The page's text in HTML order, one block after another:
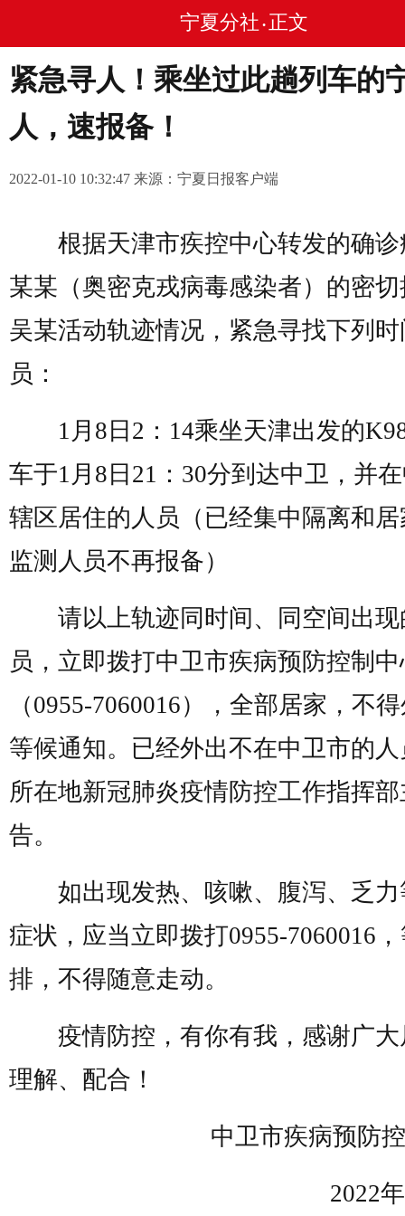
宁夏分社 • 正文
紧急寻人！乘坐过此趟列车的
人，速报备！
2022-01-10 10:32:47 来源：宁夏日报客户端
根据天津市疾控中心转发的确诊
某某（奥密克戎病毒感染者）的密
吴某活动轨迹情况，紧急寻找下列
员：
1月8日2：14乘坐天津出发的
车于1月8日21：30分到达中卫，并
辖区居住的人员（已经集中隔离和
监测人员不再报备）
请以上轨迹同时间、同空间出现
员，立即拨打中卫市疾病预防控制
（0955-7060016），全部居家，不
等候通知。已经外出不在中卫市的
所在地新冠肺炎疫情防控工作指挥
告。
如出现发热、咳嗽、腹泻、乏力
症状，应当立即拨打0955-7060016
排，不得随意走动。
疫情防控，有你有我，感谢广大
理解、配合！
中卫市疾病预防控
2022年